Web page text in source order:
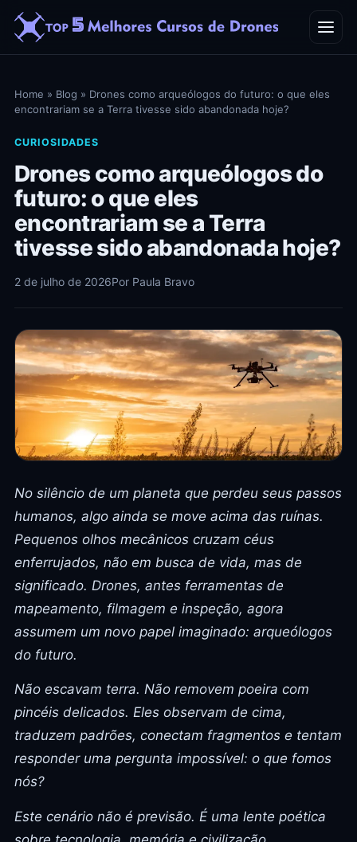
Contato
Home » Blog » Drones como arqueólogos do futuro: o que eles
encontrariam se a Terra tivesse sido abandonada hoje?
CURIOSIDADES
Drones como arqueólogos do
futuro: o que eles
encontrariam se a Terra
tivesse sido abandonada hoje?
2 de julho de 2026Por Paula Bravo
No silêncio de um planeta que perdeu seus passos
humanos, algo ainda se move acima das ruínas.
Pequenos olhos mecânicos cruzam céus
enferrujados, não em busca de vida, mas de
significado. Drones, antes ferramentas de
mapeamento, filmagem e inspeção, agora
assumem um novo papel imaginado: arqueólogos
do futuro.
Não escavam terra. Não removem poeira com
pincéis delicados. Eles observam de cima,
traduzem padrões, conectam fragmentos e tentam
responder uma pergunta impossível: o que fomos
nós?
Este cenário não é previsão. É uma lente poética